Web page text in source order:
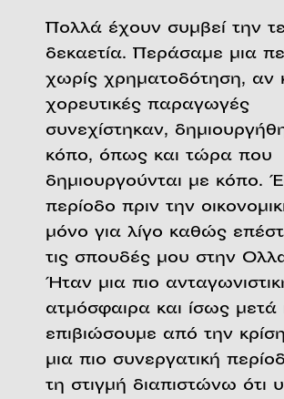
Πολλά έχουν συμβεί την
δεκαετία. Περάσαμε μια
χωρίς χρηματοδότηση, αν
χορευτικές παραγωγές
συνεχίστηκαν,
κόπο, όπως και τώρα που
δημιουργούνται με κόπο.
περίοδο πριν την
μόνο για λίγο καθώς
τις σπουδές μου στην
Ήταν μια πιο
ατμόσφαιρα και ίσως μετά
επιβιώσουμε από την
μια πιο συνεργατική
τη στιγμή διαπιστώνω ότι